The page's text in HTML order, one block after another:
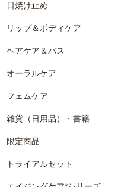
日焼け止め
リップ＆ボディケア
ヘアケア＆バス
オーラルケア
フェムケア
雑貨（日用品）・書籍
限定商品
トライアルセット